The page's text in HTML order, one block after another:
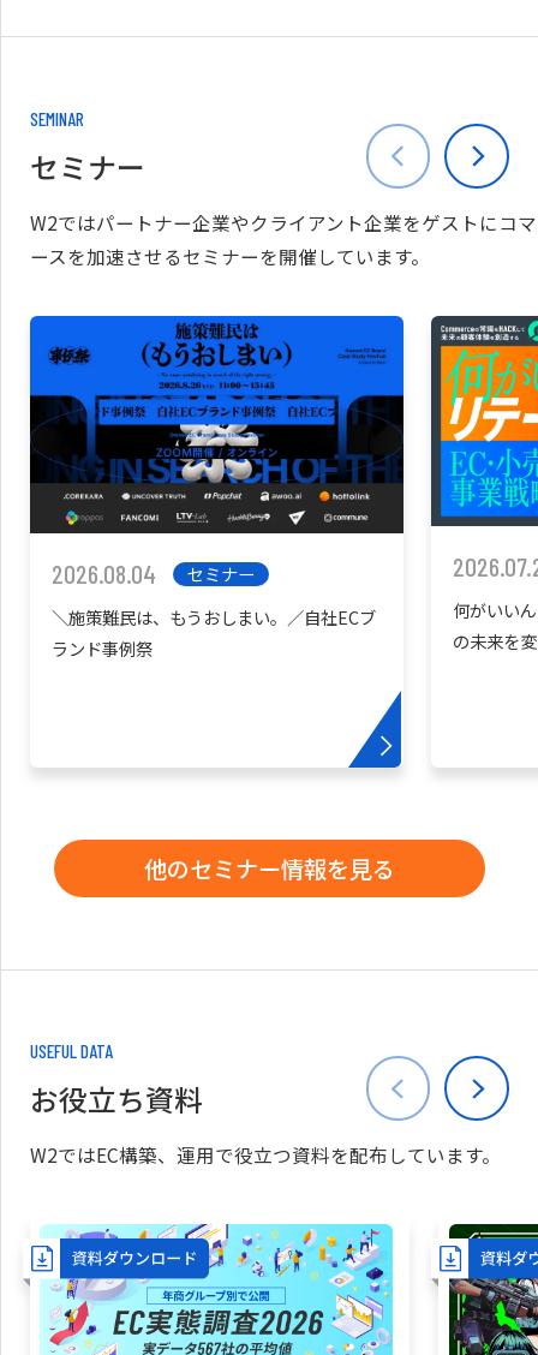
SEMINAR
セミナー
W2ではパートナー企業やクライアント企業をゲストにコマ
ースを加速させるセミナーを開催しています。
2026.08.04
セミナー
＼施策難民は、もうおしまい。／自社ECブ
ランド事例祭
何がいい
の未来を
他のセミナー情報を見る
USEFUL DATA
お役立ち資料
W2ではEC構築、運用で役立つ資料を配布しています。